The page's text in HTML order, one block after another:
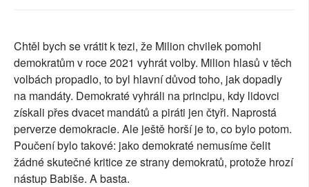
PŘÍSPĚVKY NA PROVOZ
SOCIÁLNÍ SÍTĚ
RUBRIKY
PLNÁ VERZE STRÁNEK
Chtěl bych se vrátit k tezi, že Milion chvilek pomohl
demokratům v roce 2021 vyhrát volby. Milion hlasů v těch
volbách propadlo, to byl hlavní důvod toho, jak dopadly
na mandáty. Demokraté vyhráli na principu, kdy lidovci
získali přes dvacet mandátů a piráti jen čtyři. Naprostá
perverze demokracie. Ale ještě horší je to, co bylo potom.
Poučení bylo takové: jako demokraté nemusíme čelit
žádné skutečné kritice ze strany demokratů, protože hrozí
nástup Babiše. A basta.